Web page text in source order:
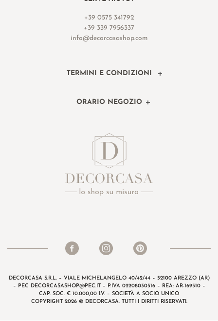
+39 0575 341792
+39 339 7956337
info@decorcasashop.com
TERMINI E CONDIZIONI
ORARIO NEGOZIO
DECORCASA S.R.L. – VIALE MICHELANGELO 40/42/44 – 52100 AREZZO (AR)
– PEC DECORCASASHOP@PEC.IT– P.IVA 02208030516 – REA: AR-169510 –
CAP. SOC. € 10.000,00 I.V. – SOCIETÀ A SOCIO UNICO
COPYRIGHT 2026 © DECORCASA. TUTTI I DIRITTI RISERVATI.